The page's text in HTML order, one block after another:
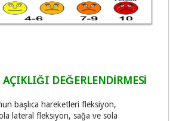
AÇIKLIĞI DEĞERLENDİRMESİ
başlıca hareketleri fleksiyon,
lateral fleksiyon, sağa ve sola